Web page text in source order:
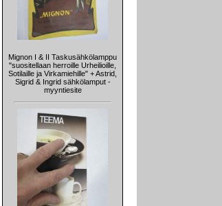
Mignon I & II Taskusähkölamppu
"suositellaan herroille Urheilioille,
Sotilaille ja Virkamiehille" + Astrid,
Sigrid & Ingrid sähkölamput -
myyntiesite